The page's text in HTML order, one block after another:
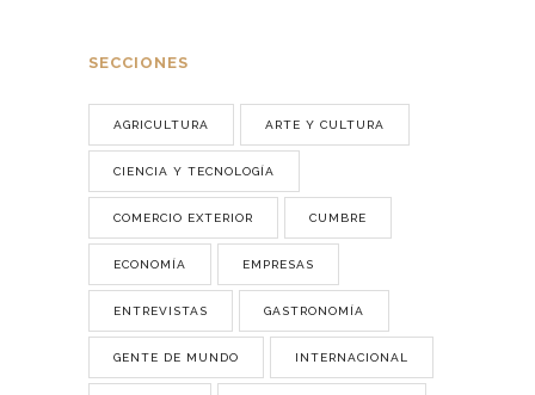
SECCIONES
AGRICULTURA ARTE Y CULTURA
CIENCIA Y TECNOLOGÍA
COMERCIO EXTERIOR CUMBRE
ECONOMÍA EMPRESAS
ENTREVISTAS GASTRONOMÍA
GENTE DE MUNDO INTERNACIONAL